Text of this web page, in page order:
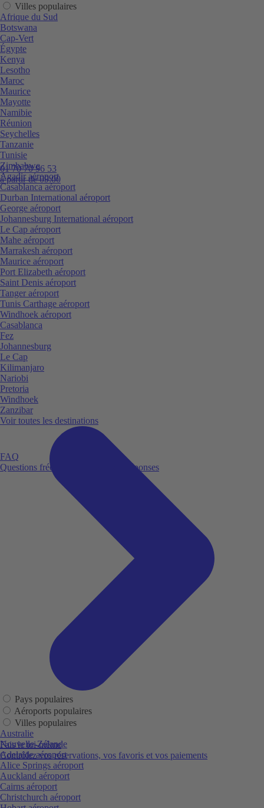
01 70 70 96 53
à partir de 09:00
FAQ
Questions fréquemment posées et réponses
Fais le toi-même
Contrôlez vos réservations, vos favoris et vos paiements
Villes populaires
Afrique du Sud
Botswana
Cap-Vert
Égypte
Kenya
Lesotho
Maroc
Maurice
Mayotte
Namibie
Réunion
Seychelles
Tanzanie
Tunisie
Zimbabwe
Agadir aéroport
Casablanca aéroport
Durban International aéroport
George aéroport
Johannesburg International aéroport
Le Cap aéroport
Mahe aéroport
Marrakesh aéroport
Maurice aéroport
Port Elizabeth aéroport
Saint Denis aéroport
Tanger aéroport
Tunis Carthage aéroport
Windhoek aéroport
Casablanca
Fez
Johannesburg
Le Cap
Kilimanjaro
Nariobi
Pretoria
Windhoek
Zanzibar
Voir toutes les destinations
Pays populaires
Aéroports populaires
Villes populaires
Australie
Nouvelle-Zélande
Adelaide aéroport
Alice Springs aéroport
Auckland aéroport
Cairns aéroport
Christchurch aéroport